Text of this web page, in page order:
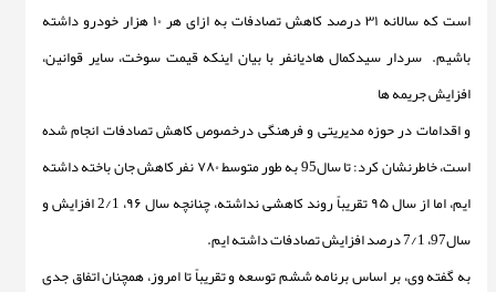
است که سالانه ۳۱ درصد کاهش تصادفات به ازای هر ۱۰ هزار خودرو داشته
باشیم. سردار سیدکمال هادیانفر با بیان اینکه قیمت سوخت، سایر قوانین،
افزایش جریمه ها
و اقدامات در حوزه مدیریتی و فرهنگی درخصوص کاهش تصادفات انجام شده
است، خاطرنشان کرد: تا سال95 به طور متوسط ۷۸۰ نفر کاهش جان باخته داشته
ایم، اما از سال ۹۵ تقریباً روند کاهشی نداشته، چنانچه سال ۹۶، 2/1 افزایش و
سال97، 7/1 درصد افزایش تصادفات داشته ایم.
به گفته وی، بر اساس برنامه ششم توسعه و تقریباً تا امروز، همچنان اتفاق جدی